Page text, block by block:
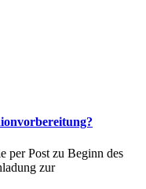
per Post zu Beginn des
zur